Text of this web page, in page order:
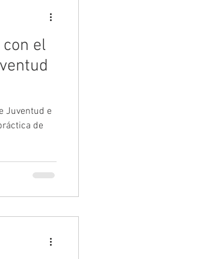
con el
Juventud e
de